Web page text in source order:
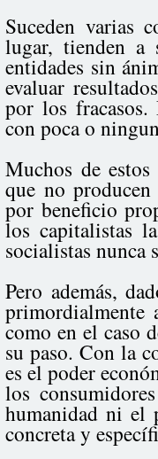
Suceden varias
lugar, tienden a
entidades sin
evaluar
por los fracasos.
con poca o
Muchos de
que no
por beneficio
los capitalistas
socialistas nunca
Pero además,
primordialmente
como en el caso
su paso. Con la
es el poder
los
humanidad ni el
concreta y